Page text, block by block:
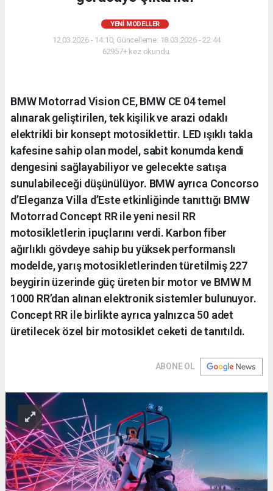
YENI MODELLER
12.03.2026 - 14:10, Güncelleme: 18.03.2026 - 22:44
62957+ kez okundu.
BMW Motorrad Vision CE, BMW CE 04 temel
alınarak geliştirilen, tek kişilik ve arazi odaklı
elektrikli bir konsept motosiklettir. LED ışıklı takla
kafesine sahip olan model, sabit konumda kendi
dengesini sağlayabiliyor ve gelecekte satışa
sunulabileceği düşünülüyor. BMW ayrıca Concorso
d’Eleganza Villa d’Este etkinliğinde tanıttığı BMW
Motorrad Concept RR ile yeni nesil RR
motosikletlerin ipuçlarını verdi. Karbon fiber
ağırlıklı gövdeye sahip bu yüksek performanslı
modelde, yarış motosikletlerinden türetilmiş 227
beygirin üzerinde güç üreten bir motor ve BMW M
1000 RR’dan alınan elektronik sistemler bulunuyor.
Concept RR ile birlikte ayrıca yalnızca 50 adet
üretilecek özel bir motosiklet ceketi de tanıtıldı.
ABONE OL